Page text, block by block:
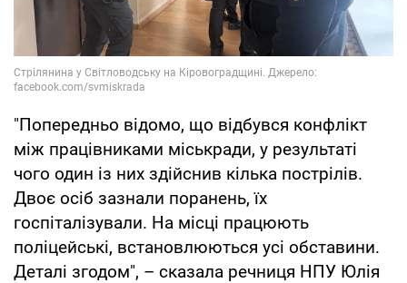
"Попередньо відомо, що відбувся конфлікт
між працівниками міськради, у результаті
чого один із них здійснив кілька пострілів.
Двоє осіб зазнали поранень, їх
госпіталізували. На місці працюють
поліцейські, встановлюються усі обставини.
Деталі згодом", – сказала речниця НПУ Юлія